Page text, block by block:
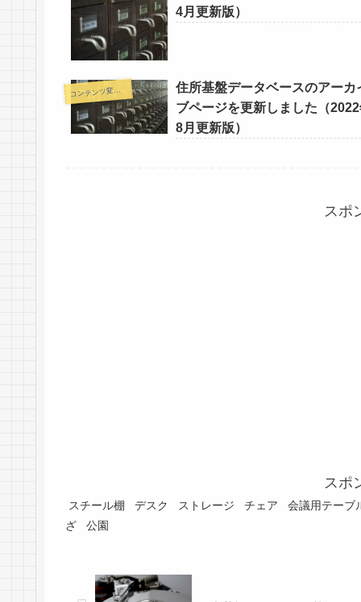
4月更新版）
コ
ンテンツ変更情報
住所基盤データベースのアーカ
ブページを更新しました（
8月更新版）
スポ
スポ
スチール棚 デスク ストレージ チェア
会議用テーブ
ざ
公園